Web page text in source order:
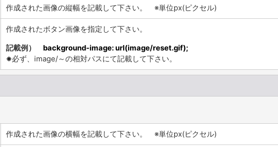
作成された画像の縦幅を記載して下さい。 ※単位px(ピクセル)
作成されたボタン画像を指定して下さい。
記載例）
background-image: url(image/reset.gif);
※必ず、image/～の相対パスにて記載して下さい。
作成された画像の横幅を記載して下さい。 ※単位px(ピクセル)